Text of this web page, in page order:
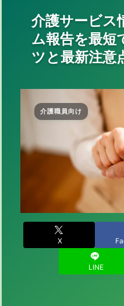
介護サービス
ム報告を最短
ツと最新注意
介護職員向け
X
LINE